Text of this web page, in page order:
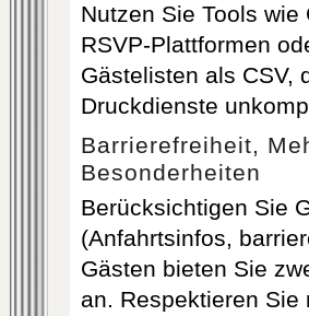
Nutzen Sie Tools
RSVP-Plattformen
Gästelisten als CSV,
Druckdienste
Barrierefreiheit,
Besonderheiten
Berücksichtigen Sie
(Anfahrtsinfos,
Gästen bieten Sie
an. Respektieren